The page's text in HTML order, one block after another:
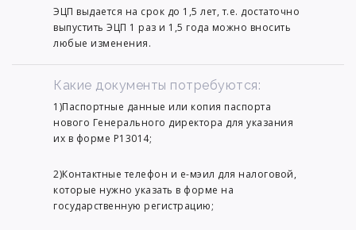
ЭЦП выдается на срок до 1,5 лет, т.е. достаточно
выпустить ЭЦП 1 раз и 1,5 года можно вносить
любые изменения.
Какие документы потребуются:
1)Паспортные данные или копия паспорта
нового Генерального директора для указания
их в форме Р13014;
2)Контактные телефон и е-мэил для налоговой,
которые нужно указать в форме на
государственную регистрацию;